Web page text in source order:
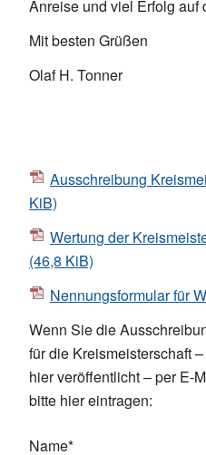
Anreise und viel Erfolg auf
Mit besten Grüßen
Olaf H. Tonner
Ausschreibung
KiB)
Wertung der
(46,8 KiB)
Nennungsformular für
Wenn Sie die
für die Kreismeisterschaft
hier veröffentlicht – per E-
bitte hier eintragen:
Pflichtfeld
Name*